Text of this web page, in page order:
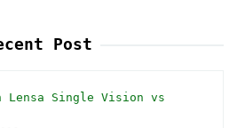
Post
Lensa Single Vision vs